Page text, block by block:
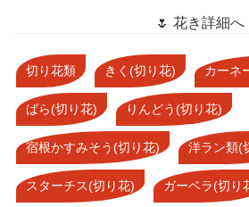
🌷 花き詳細へ
切り花類 きく(切り花) カーネ
ばら(切り花) りんどう(切り花)
宿根かすみそう(切り花) 洋ラン類(
スターチス(切り花) ガーベラ(切り